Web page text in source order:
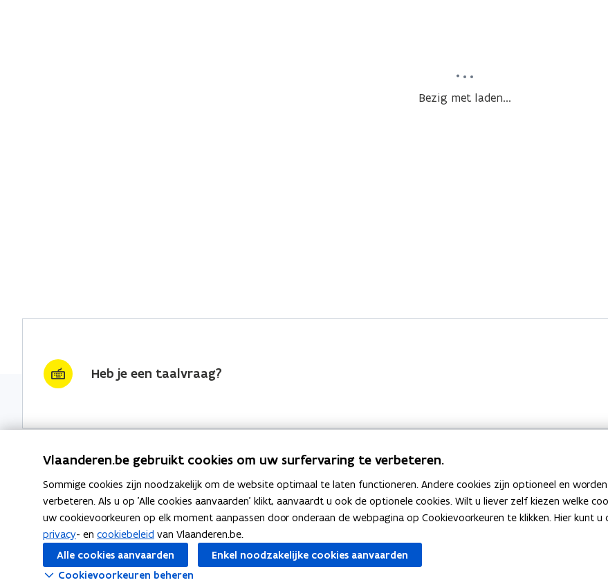
Bezig met laden...
Heb je een taalvraag?
Nieuwsbrief krijgen?
vraag & woord van de week
wekelijks in je mailbox
Schrijf je in
Thema's
Spellingregels
Bekijk ook
Vlaanderen.be gebruikt cookies om uw surfervaring te verbeteren.
Sommige cookies zijn noodzakelijk om de website optimaal te laten functioneren. Andere cookies zijn optioneel en
verbeteren. Als u op 'Alle cookies aanvaarden' klikt, aanvaardt u ook de optionele cookies. Wilt u liever zelf kiezen welke
uw cookievoorkeuren op elk moment aanpassen door onderaan de webpagina op Cookievoorkeuren te klikken. Hier kunt
privacy- en cookiebeleid van Vlaanderen.be.
Alle cookies aanvaarden
Enkel noodzakelijke cookies aanvaarden
Cookievoorkeuren beheren